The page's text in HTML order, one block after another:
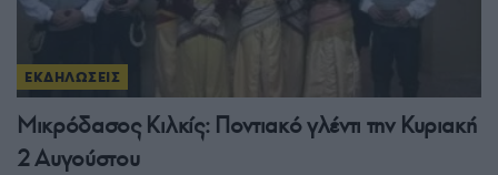
ΕΚΔΗΛΩΣΕΙΣ
Μικρόδασος Κιλκίς: Ποντιακό γλέντι την Κυριακή
2 Αυγούστου